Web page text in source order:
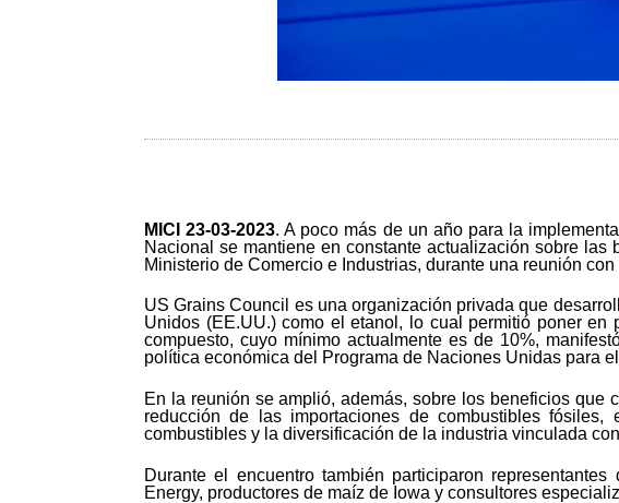
MICI 23-03-2023. A poco más de un año para la
Nacional se mantiene en constante actualización sobre
Ministerio de Comercio e Industrias, durante una reunión
US Grains Council es una organización privada que
Unidos (EE.UU.) como el etanol, lo cual permitió poner
compuesto, cuyo mínimo actualmente es de 10%,
política económica del Programa de Naciones Unidas para
En la reunión se amplió, además, sobre los beneficios
reducción de las importaciones de combustibles
combustibles y la diversificación de la industria vinculada
Durante el encuentro también participaron
Energy, productores de maíz de Iowa y consultores